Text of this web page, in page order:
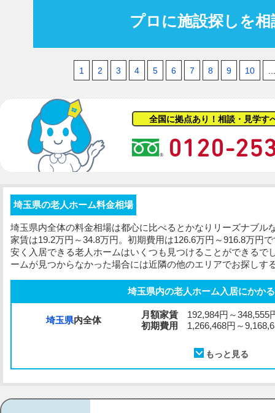
プロに施設探しを
1 2 3 4 5 6 7 8 9 10 ...
全国に拠点あり！相談・見学す
埼玉県の老人ホーム料金相場
埼玉県内全体の料金相場は都心に比べるとかなりリーズナブル
家賃は19.2万円～34.8万円。 初期費用は126.6万円～916.8万円
安く入居できる老人ホームはいくつも見つけることができるで
ームが見つからなかった場合には近隣の他のエリアでお探しす
埼玉県内の老人ホーム入居にかか
埼玉県内全体
月額家賃 192,984円～348,555
初期費用
1,266,468円～